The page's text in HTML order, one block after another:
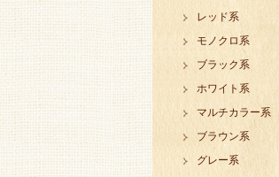
レッド系
モノクロ系
ブラック系
ホワイト系
マルチカラー系
ブラウン系
グレー系